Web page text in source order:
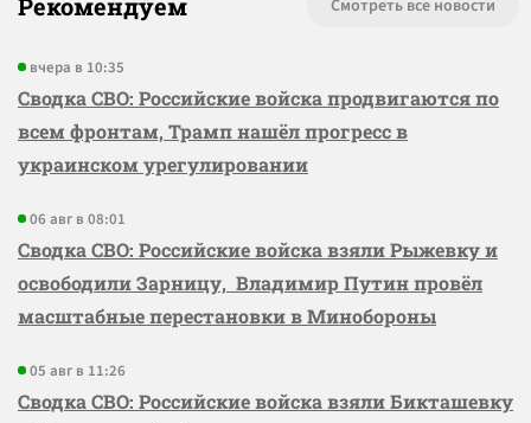
Смотреть все новости
вчера в 10:35
Сводка СВО: Российские войска продвигаются по
всем фронтам, Трамп нашёл прогресс в
украинском урегулировании
06 авг в 08:01
Сводка СВО: Российские войска взяли Рыжевку и
освободили Зарницу, Владимир Путин провёл
масштабные перестановки в Минобороны
05 авг в 11:26
Сводка СВО: Российские войска взяли Бикташевку